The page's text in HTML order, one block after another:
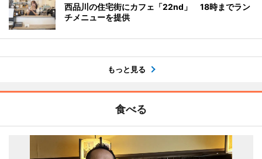
西品川の住宅街にカフェ「22nd」 18時までラン
チメニューを提供
もっと見る
食べる